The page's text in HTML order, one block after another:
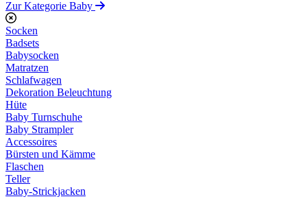
Zur Kategorie Baby
Socken
Badsets
Babysocken
Matratzen
Schlafwagen
Dekoration Beleuchtung
Hüte
Baby Turnschuhe
Baby Strampler
Accessoires
Bürsten und Kämme
Flaschen
Teller
Baby-Strickjacken